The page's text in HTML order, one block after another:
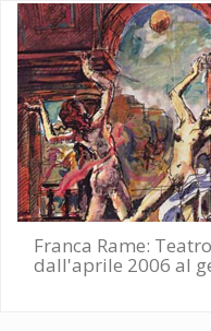
Salta al contenuto principale
Franca Rame:
dall'aprile 2006 al